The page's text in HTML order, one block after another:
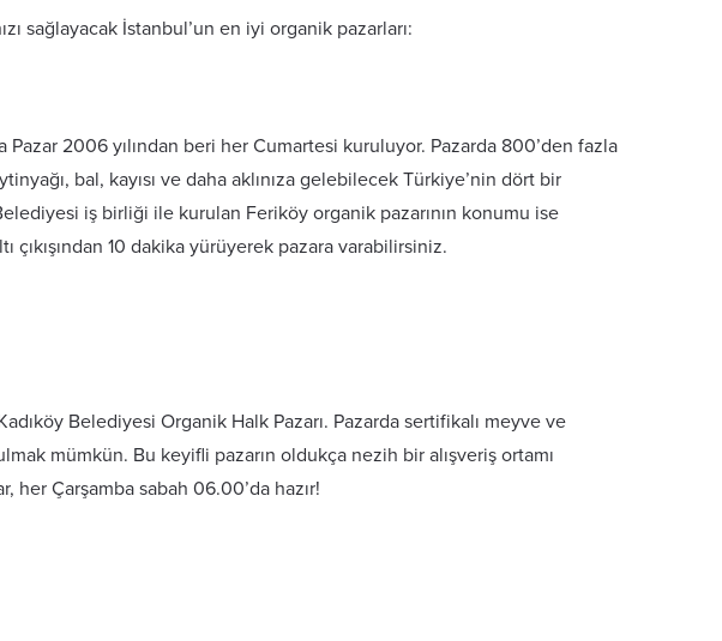
sağlayacak İstanbul’un en iyi organik pazarları:
2006 yılından beri her Cumartesi kuruluyor. Pazarda 800’den fazla
bal, kayısı ve daha aklınıza gelebilecek Türkiye’nin dört bir
iş birliği ile kurulan Feriköy organik pazarının konumu ise
çıkışından 10 dakika yürüyerek pazara varabilirsiniz.
Belediyesi Organik Halk Pazarı. Pazarda sertifikalı meyve ve
mümkün. Bu keyifli pazarın oldukça nezih bir alışveriş ortamı
Çarşamba sabah 06.00’da hazır!